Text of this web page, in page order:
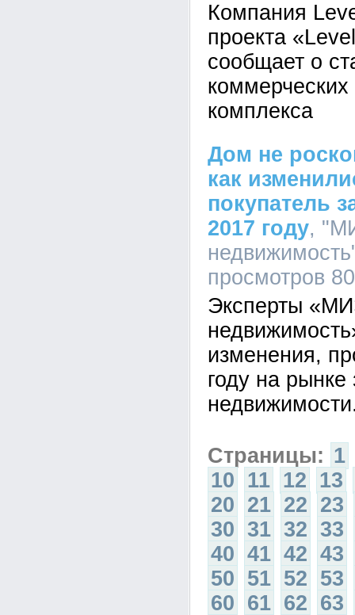
Компания
проекта
сообщает о
комплекса
Дом не
как
покупатель
2017 году,
просмотров
Эксперты
изменения,
году на рынке
Страницы: 1
10 11 12 13
20 21 22 23
30 31 32 33
40 41 42 43
50 51 52 53
60 61 62 63